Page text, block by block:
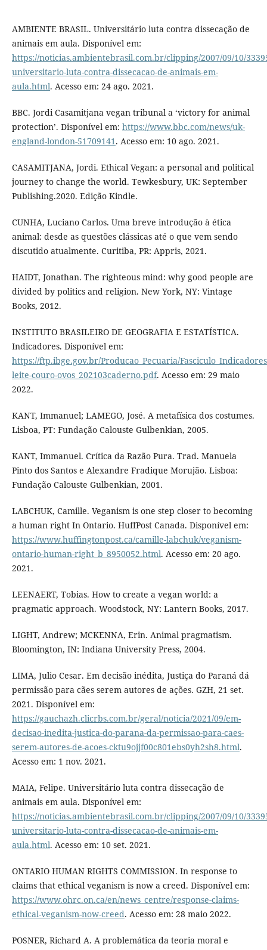
AMBIENTE BRASIL. Universitário luta contra dissecação de
animais em aula. Disponível em:
https://noticias.ambientebrasil.com.br/clipping/2007/09/10/
universitario-luta-contra-dissecacao-de-animais-em-
aula.html. Acesso em: 24 ago. 2021.
BBC. Jordi Casamitjana vegan tribunal a ‘victory for animal
protection’. Disponível em: https://www.bbc.com/news/uk-
england-london-51709141. Acesso em: 10 ago. 2021.
CASAMITJANA, Jordi. Ethical Vegan: a personal and political
journey to change the world. Tewkesbury, UK: September
Publishing.2020. Edição Kindle.
CUNHA, Luciano Carlos. Uma breve introdução à ética
animal: desde as questões clássicas até o que vem sendo
discutido atualmente. Curitiba, PR: Appris, 2021.
HAIDT, Jonathan. The righteous mind: why good people are
divided by politics and religion. New York, NY: Vintage
Books, 2012.
INSTITUTO BRASILEIRO DE GEOGRAFIA E ESTATÍSTICA.
Indicadores. Disponível em:
https://ftp.ibge.gov.br/Producao_Pecuaria/
leite-couro-ovos_202103caderno.pdf. Acesso em: 29 maio
2022.
KANT, Immanuel; LAMEGO, José. A metafísica dos costumes.
Lisboa, PT: Fundação Calouste Gulbenkian, 2005.
KANT, Immanuel. Crítica da Razão Pura. Trad. Manuela
Pinto dos Santos e Alexandre Fradique Morujão. Lisboa:
Fundação Calouste Gulbenkian, 2001.
LABCHUK, Camille. Veganism is one step closer to becoming
a human right In Ontario. HuffPost Canada. Disponível em:
https://www.huffingtonpost.ca/camille-labchuk/veganism-
ontario-human-right_b_8950052.html. Acesso em: 20 ago.
2021.
LEENAERT, Tobias. How to create a vegan world: a
pragmatic approach. Woodstock, NY: Lantern Books, 2017.
LIGHT, Andrew; MCKENNA, Erin. Animal pragmatism.
Bloomington, IN: Indiana University Press, 2004.
LIMA, Julio Cesar. Em decisão inédita, Justiça do Paraná dá
permissão para cães serem autores de ações. GZH, 21 set.
2021. Disponível em:
https://gauchazh.clicrbs.com.br/geral/noticia/2021/09/em-
decisao-inedita-justica-do-parana-da-permissao-para-caes-
serem-autores-de-acoes-cktu9ojjf00c801ebs0yh2sh8.html.
Acesso em: 1 nov. 2021.
MAIA, Felipe. Universitário luta contra dissecação de
animais em aula. Disponível em:
https://noticias.ambientebrasil.com.br/clipping/2007/09/10/
universitario-luta-contra-dissecacao-de-animais-em-
aula.html. Acesso em: 10 set. 2021.
ONTARIO HUMAN RIGHTS COMMISSION. In response to
claims that ethical veganism is now a creed. Disponível em:
https://www.ohrc.on.ca/en/news_centre/response-claims-
ethical-veganism-now-creed. Acesso em: 28 maio 2022.
POSNER, Richard A. A problemática da teoria moral e